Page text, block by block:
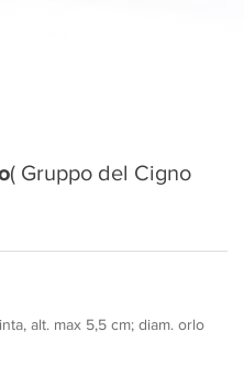
( Gruppo del Cigno
alt. max 5,5 cm; diam. orlo